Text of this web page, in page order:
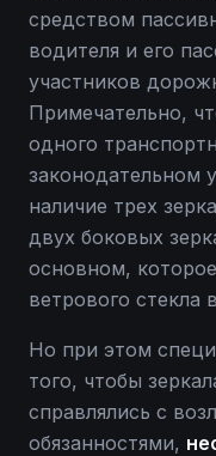
средством
водителя и его
участников
Примечательно,
одного
законодательном
наличие трех
двух боковых
основном,
ветрового стекла
Но при этом
того, чтобы
справлялись с
обязанностями,